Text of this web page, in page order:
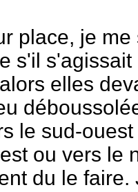
place, je
s'il s'agissait
elles
le sud-
ou vers le
du le faire.